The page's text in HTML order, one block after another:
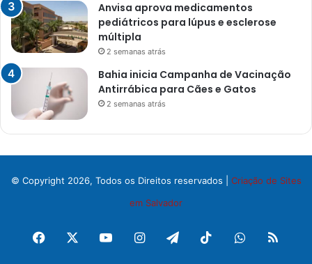
Anvisa aprova medicamentos
pediátricos para lúpus e esclerose
múltipla
2 semanas atrás
Bahia inicia Campanha de Vacinação
Antirrábica para Cães e Gatos
2 semanas atrás
© Copyright 2026, Todos os Direitos reservados | Criação de Sites
em Salvador
Facebook YouTubeInstagram
TelegramTikTokWhatsApp
RSS